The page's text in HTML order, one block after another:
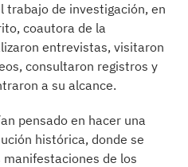
trabajo de investigación, en
coautora de la
entrevistas, visitaron
consultaron registros y
a su alcance.
pensado en hacer una
histórica, donde se
de los